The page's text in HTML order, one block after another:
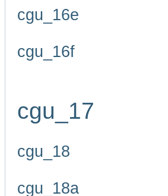
cgu_16e
cgu_16f
cgu_17
cgu_18
cgu_18a